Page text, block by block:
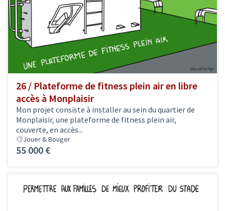
26 / Plateforme de fitness plein air en libre
accès à Monplaisir
Mon projet consiste à installer au sein du quartier de
Monplaisir, une plateforme de fitness plein air,
couverte, en accès...
Jouer & Bouger
55 000 €